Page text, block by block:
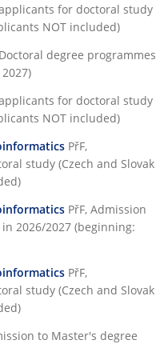
for doctoral study
NOT included)
degree programmes
for doctoral study
NOT included)
PřF,
study (Czech and Slovak
PřF, Admission
2026/2027 (beginning:
PřF,
study (Czech and Slovak
to Master's degree